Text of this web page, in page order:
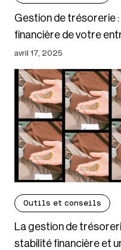
Gestion de trésorerie
financière de votre
avril 17, 2025
Outils et conseils
La gestion de
stabilité financière et